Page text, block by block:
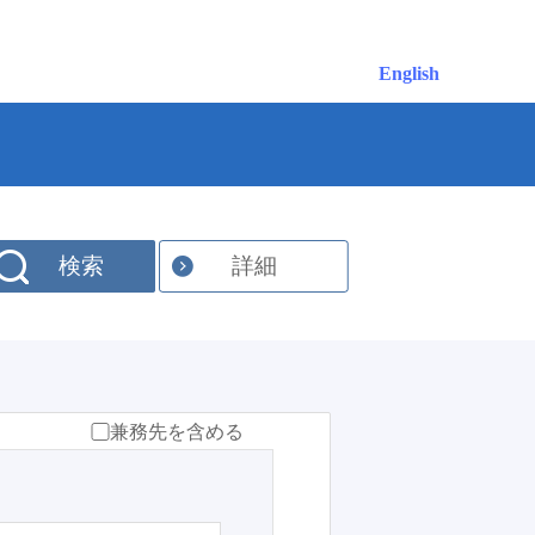
English
検索 詳細
兼務先を含める